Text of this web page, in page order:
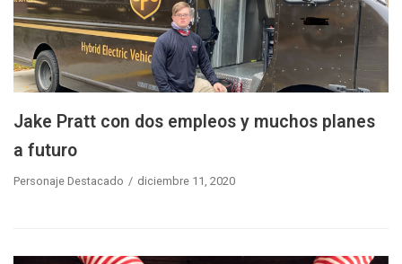
Jake Pratt con dos empleos y muchos planes
a futuro
Personaje Destacado diciembre 11, 2020